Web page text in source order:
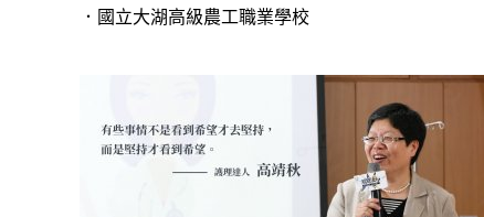
．國立大湖高級農工職業學校